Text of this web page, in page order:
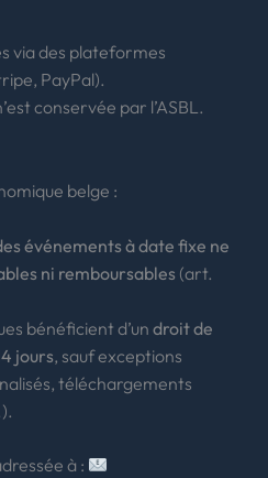
via des plateformes
PayPal).
conservée par l’ASBL.
belge :
événements à date fixe ne
ni remboursables (art.
bénéficient d’un droit de
jours, sauf exceptions
téléchargements
à :